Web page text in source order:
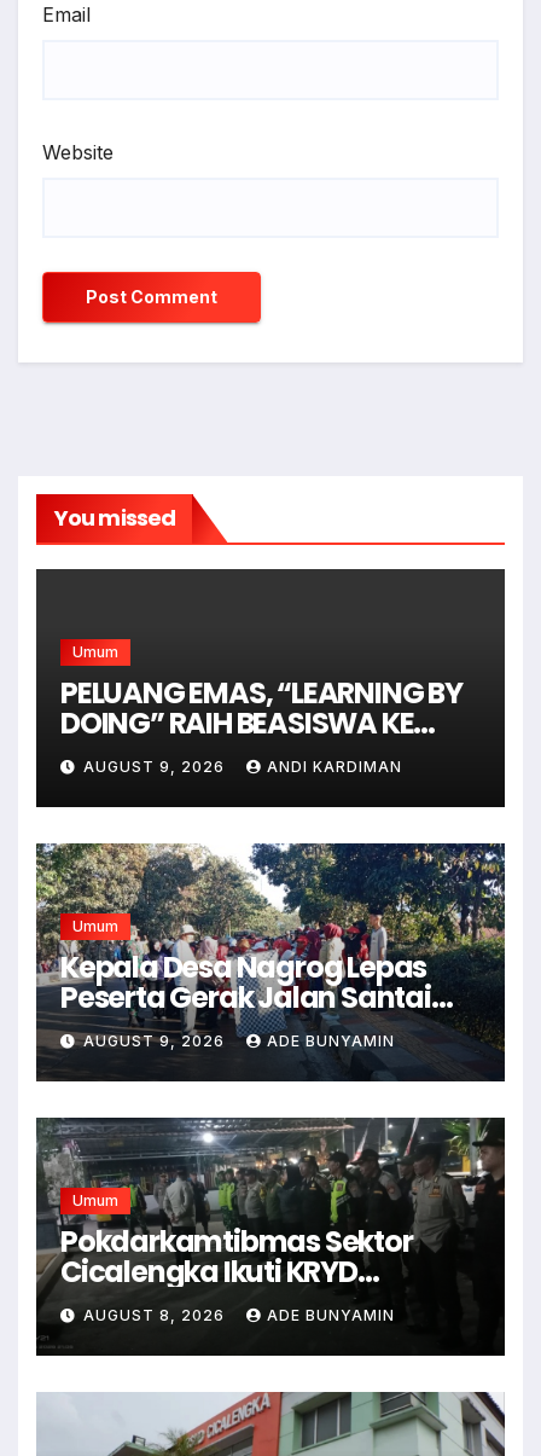
Email
Website
You missed
Umum
PELUANG EMAS, “LEARNING BY
DOING” RAIH BEASISWA KE
AUSTRALIA
AUGUST 9, 2026 ANDI KARDIMAN
Umum
Kepala Desa Nagrog Lepas
Peserta Gerak Jalan Santai
dalam Rangka HUT RI ke-81
AUGUST 9, 2026 ADE BUNYAMIN
Umum
Pokdarkamtibmas Sektor
Cicalengka Ikuti KRYD
Gabungan Bersama TNI-Polri,
Satpol PP dan Linmas, Demi
Terciptanya Keamana Dan
Ketertiban
AUGUST 8, 2026 ADE BUNYAMIN